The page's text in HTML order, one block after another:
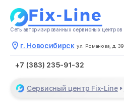
Сеть авторизированных сервисных центров
г. Новосибирск ул. Романова, д. 39
+7 (383) 235-91-32
Сервисный центр Fix-Line